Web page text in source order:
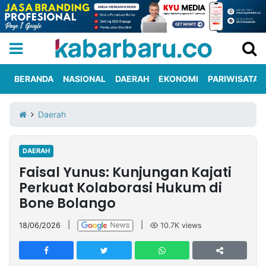
Iklan
Berita
Kami
Nasional
International
Olahraga
Entertainment
Daerah
Pariwisata
Kuliner
Kolom
Network
PT
TREETAN
BERANDA NASIONAL DAERAH EKONOMI PARIWISATA
Daerah
DAERAH
Faisal Yunus: Kunjungan Kajati
Perkuat Kolaborasi Hukum di
Bone Bolango
18/06/2026 10.7K views